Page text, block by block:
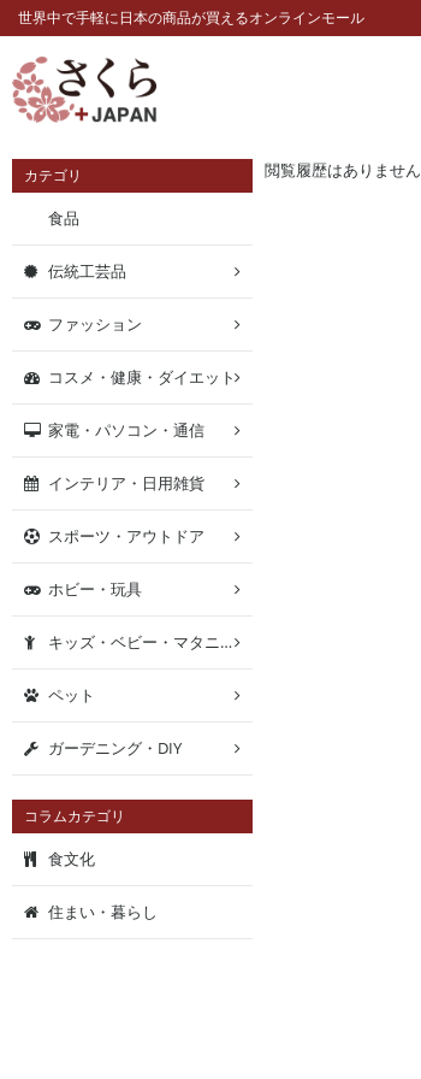
世界中で手軽に日本の商品が買えるオンラインモール
閲覧履歴はありません
カテゴリ
食品
伝統工芸品
ファッション
コスメ・健康・ダイエット
家電・パソコン・通信
インテリア・日用雑貨
スポーツ・アウトドア
ホビー・玩具
キッズ・ベビー・マタニティ
ペット
ガーデニング・DIY
コラムカテゴリ
食文化
住まい・暮らし